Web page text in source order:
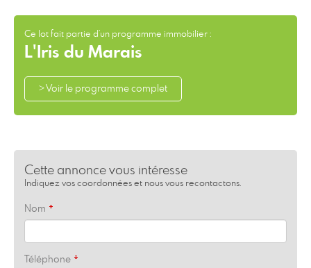
Ce lot fait partie d'un programme immobilier :
L'Iris du Marais
> Voir le programme complet
Cette annonce vous intéresse
Indiquez vos coordonnées et nous vous recontactons.
Nom
Téléphone